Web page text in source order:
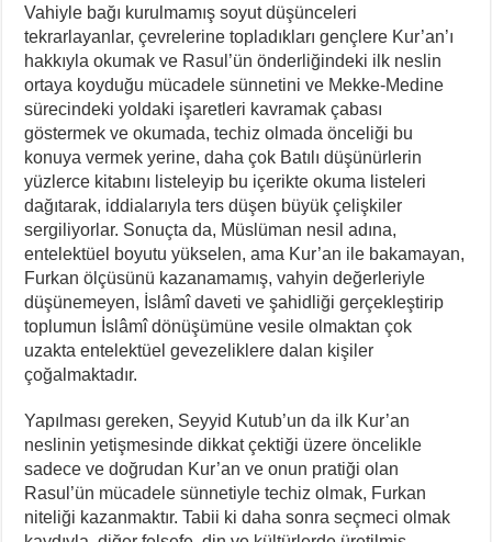
Vahiyle bağı kurulmamış soyut düşünceleri
tekrarlayanlar, çevrelerine topladıkları gençlere Kur’an’ı
hakkıyla okumak ve Rasul’ün önderliğindeki ilk neslin
ortaya koyduğu mücadele sünnetini ve Mekke-Medine
sürecindeki yoldaki işaretleri kavramak çabası
göstermek ve okumada, techiz olmada önceliği bu
konuya vermek yerine, daha çok Batılı düşünürlerin
yüzlerce kitabını listeleyip bu içerikte okuma listeleri
dağıtarak, iddialarıyla ters düşen büyük çelişkiler
sergiliyorlar. Sonuçta da, Müslüman nesil adına,
entelektüel boyutu yükselen, ama Kur’an ile bakamayan,
Furkan ölçüsünü kazanamamış, vahyin değerleriyle
düşünemeyen, İslâmî daveti ve şahidliği gerçekleştirip
toplumun İslâmî dönüşümüne vesile olmaktan çok
uzakta entelektüel gevezeliklere dalan kişiler
çoğalmaktadır.
Yapılması gereken, Seyyid Kutub’un da ilk Kur’an
neslinin yetişmesinde dikkat çektiği üzere öncelikle
sadece ve doğrudan Kur’an ve onun pratiği olan
Rasul’ün mücadele sünnetiyle techiz olmak, Furkan
niteliği kazanmaktır. Tabii ki daha sonra seçmeci olmak